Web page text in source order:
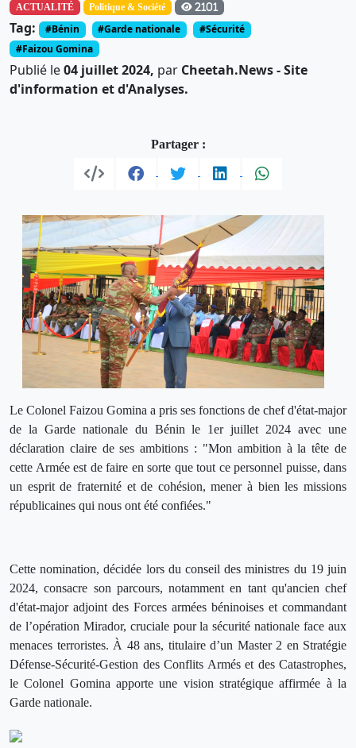
ACTUALITÉ Politique & Société 2101
Tag: #Bénin #Garde nationale
#Sécurité
#Faizou Gomina
Publié le04 juillet 2024, par Cheetah.News - Site
d'information et d'Analyses.
Partager :
Le Colonel Faizou Gomina a pris ses fonctions de chef d'état-major
de la Garde nationale du Bénin le 1er juillet 2024 avec une
déclaration claire de ses ambitions : "Mon ambition à la tête de
cette Armée est de faire en sorte que tout ce personnel puisse, dans
un esprit de fraternité et de cohésion, mener à bien les missions
républicaines qui nous ont été confiées."
Cette nomination, décidée lors du conseil des ministres du 19 juin
2024, consacre son parcours, notamment en tant qu'ancien chef
d'état-major adjoint des Forces armées béninoises et commandant
de l’opération Mirador, cruciale pour la sécurité nationale face aux
menaces terroristes. À 48 ans, titulaire d’un Master 2 en Stratégie
Défense-Sécurité-Gestion des Conflits Armés et des Catastrophes,
le Colonel Gomina apporte une vision stratégique affirmée à la
Garde nationale.